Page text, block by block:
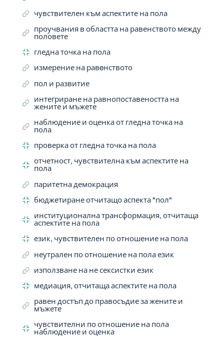
чувствителен към аспектите на пола
проучвания в областта на равенството между
половете
гледна точка на пола
измерение на равeнството
пол и развитие
интегриране на равнопоставеността на
жените и мъжете
наблюдение и оценка от гледна точка на
пола
проверка от гледна точка на пола
отчетност, чувствителна към аспектите на
пола
паритетна демокрация
бюджетиране отчитащо аспекта "пол"
институционална трансформация, отчитаща
аспектите на пола
език, чувствителен по отношение на пола
неутрален по отношение на пола език
използване на не сексистки език
медиация, отчитаща аспектите на пола
равен достъп до правосъдие за жените и
мъжете
чувствителни по отношение на пола
наблюдение и оценка